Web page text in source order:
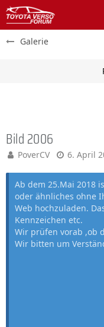
Galerie
Bild 2006
PoverCV 6. April
Ab dem 25.Mai 2018
oder ähnliches ohne
Web hochzuladen.
Kennzeichen etc.
Wir prüfen vorab ,ob
Wir bitten um